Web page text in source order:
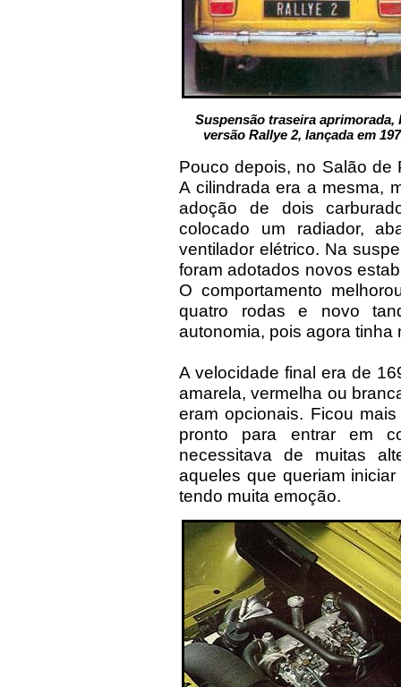
Suspensão traseira
versão Rallye 2, lançada em
Pouco depois, no Salão de
A cilindrada era a mesma,
adoção de dois
colocado um radiador,
ventilador elétrico. Na
foram adotados novos
O comportamento
quatro rodas e novo
autonomia, pois agora tinha
A velocidade final era de
amarela, vermelha ou
eram opcionais. Ficou
pronto para entrar em
necessitava de muitas
aqueles que queriam
tendo muita emoção.